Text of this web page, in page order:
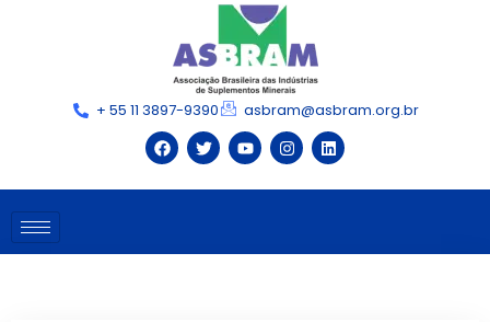
+ 55 11 3897-9390 asbram@asbram.org.br